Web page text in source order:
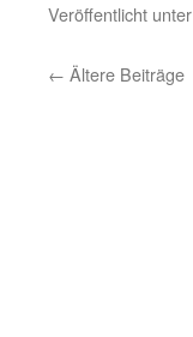
Veröffentlicht unter
← Ältere Beiträge